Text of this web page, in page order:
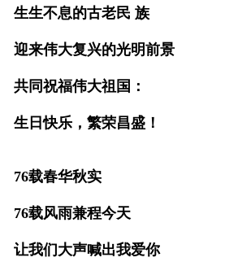
生生不息的古老民 族
迎来伟大复兴的光明前景
共同祝福伟大祖国：
生日快乐，繁荣昌盛！
76载春华秋实
76载风雨兼程今天
让我们大声喊出我爱你